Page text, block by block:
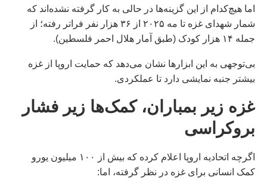
اما هیچ‌کدام از این گزینه‌ها در حالی به کار گرفته نشده‌اند که
شمار شهدای غزه تا مه ۲۰۲۵ از ۳۶ هزار نفر فراتر رفته؛ از
جمله ۱۴ هزار کودک (طبق آمار هلال احمر فلسطین).
بی‌توجهی به این ابزارها نشان می‌دهد که حمایت اروپا از غزه
بیشتر جنبه نمایشی دارد تا عملکردی.
غزه زیر بمباران، کمک‌ها زیر فشار
بروکراسی
اگرچه اتحادیه اروپا اعلام کرده که بیش از ۱۰۰ میلیون یورو
کمک انسانی برای غزه در نظر گرفته، اما: